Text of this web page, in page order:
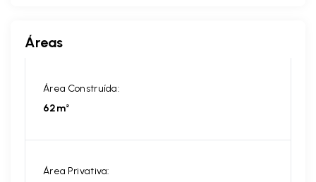
Áreas
Área Construída:
62m²
Área Privativa: